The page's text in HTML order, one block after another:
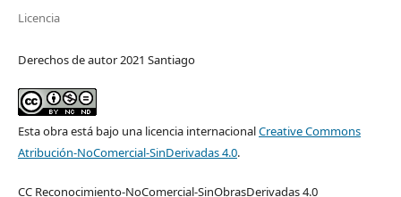
Licencia
Derechos de autor 2021 Santiago
Esta obra está bajo una licencia internacionalCreative Commons
Atribución-NoComercial-SinDerivadas 4.0.
CC Reconocimiento-NoComercial-SinObrasDerivadas 4.0